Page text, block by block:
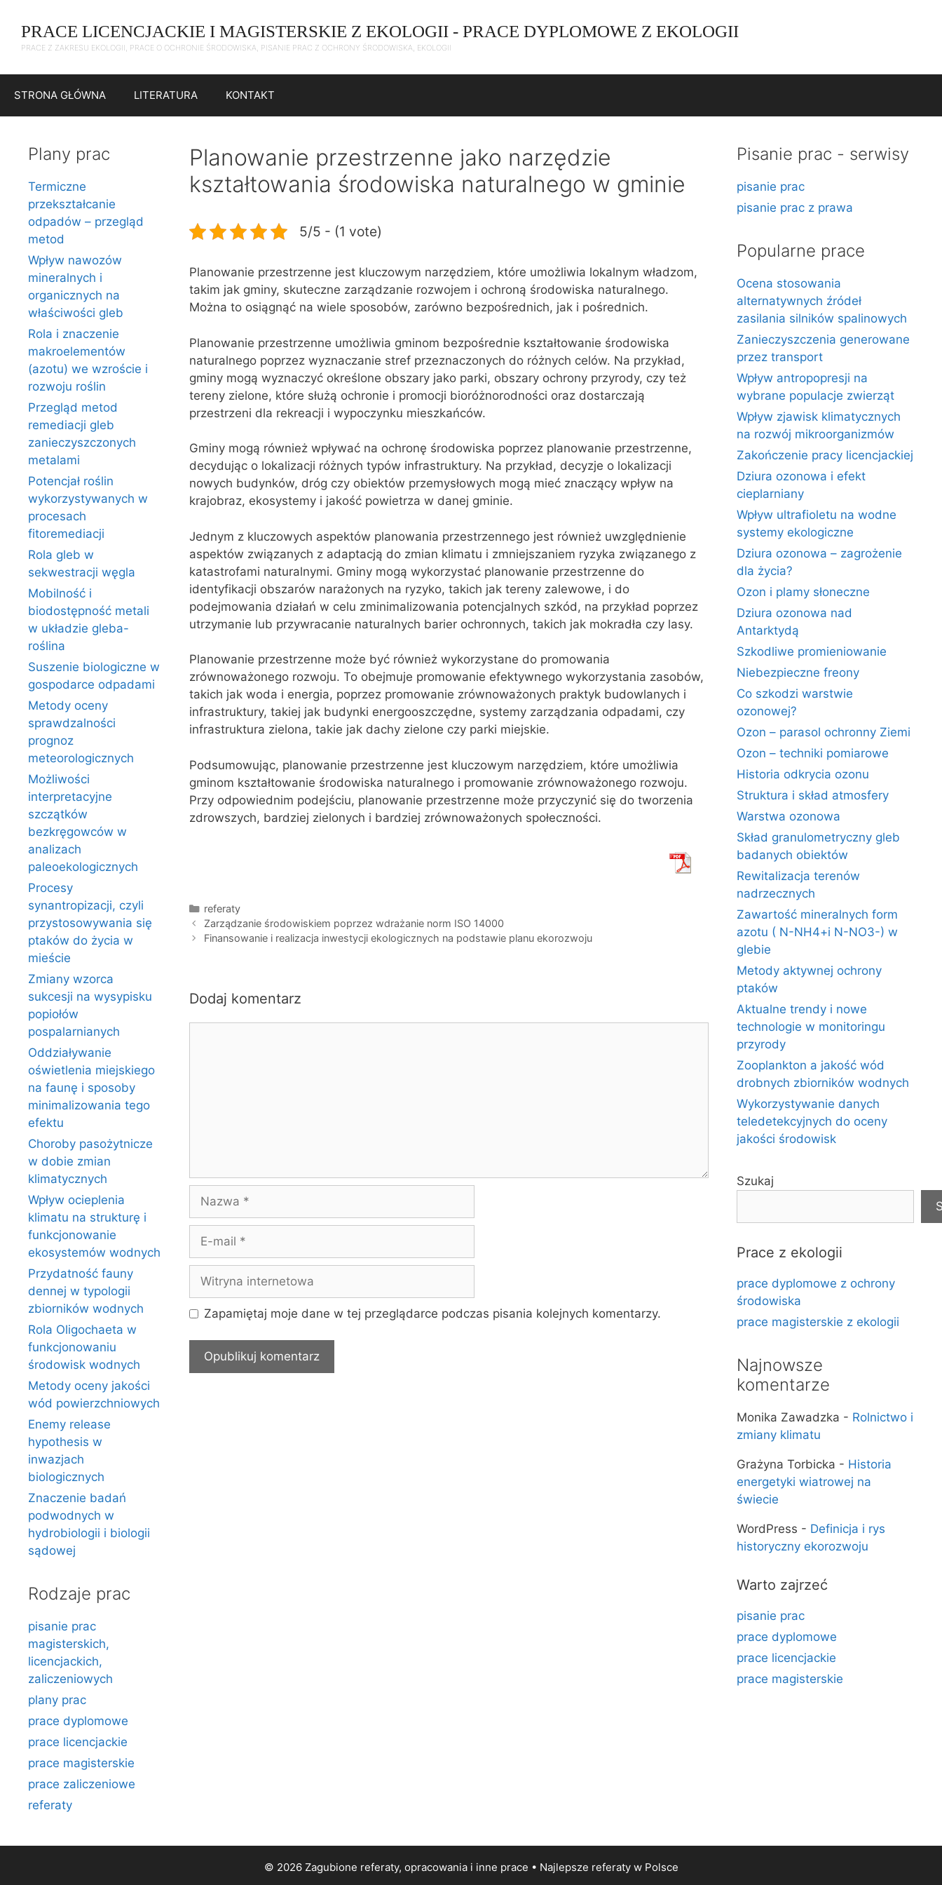
treści
PRACE LICENCJACKIE I MAGISTERSKIE Z EKOLOGII - PRACE DYPLOMOWE Z EKOLOGII
PRACE Z ZAKRESU EKOLOGII, PRACE O OCHRONIE ŚRODOWISKA, PISANIE PRAC Z OCHRONY ŚRODOWISKA, EKOLOGII
STRONA GŁÓWNA LITERATURA KONTAKT
Planowanie przestrzenne jako narzędzie
kształtowania środowiska naturalnego w gminie
5/5 - (1 vote)
Planowanie przestrzenne jest kluczowym narzędziem, które umożliwia lokalnym władzom,
takim jak gminy, skuteczne zarządzanie rozwojem i ochroną środowiska naturalnego.
Można to osiągnąć na wiele sposobów, zarówno bezpośrednich, jak i pośrednich.
Planowanie przestrzenne umożliwia gminom bezpośrednie kształtowanie środowiska
naturalnego poprzez wyznaczanie stref przeznaczonych do różnych celów. Na przykład,
gminy mogą wyznaczyć określone obszary jako parki, obszary ochrony przyrody, czy też
tereny zielone, które służą ochronie i promocji bioróżnorodności oraz dostarczają
przestrzeni dla rekreacji i wypoczynku mieszkańców.
Gminy mogą również wpływać na ochronę środowiska poprzez planowanie przestrzenne,
decydując o lokalizacji różnych typów infrastruktury. Na przykład, decyzje o lokalizacji
nowych budynków, dróg czy obiektów przemysłowych mogą mieć znaczący wpływ na
krajobraz, ekosystemy i jakość powietrza w danej gminie.
Jednym z kluczowych aspektów planowania przestrzennego jest również uwzględnienie
aspektów związanych z adaptacją do zmian klimatu i zmniejszaniem ryzyka związanego z
katastrofami naturalnymi. Gminy mogą wykorzystać planowanie przestrzenne do
identyfikacji obszarów narażonych na ryzyko, takich jak tereny zalewowe, i do
podejmowania działań w celu zminimalizowania potencjalnych szkód, na przykład poprzez
utrzymanie lub przywracanie naturalnych barier ochronnych, takich jak mokradła czy lasy.
Planowanie przestrzenne może być również wykorzystane do promowania
zrównoważonego rozwoju. To obejmuje promowanie efektywnego wykorzystania zasobów,
takich jak woda i energia, poprzez promowanie zrównoważonych praktyk budowlanych i
infrastruktury, takiej jak budynki energooszczędne, systemy zarządzania odpadami, czy
infrastruktura zielona, takie jak dachy zielone czy parki miejskie.
Podsumowując, planowanie przestrzenne jest kluczowym narzędziem, które umożliwia
gminom kształtowanie środowiska naturalnego i promowanie zrównoważonego rozwoju.
Przy odpowiednim podejściu, planowanie przestrzenne może przyczynić się do tworzenia
zdrowszych, bardziej zielonych i bardziej zrównoważonych społeczności.
Kategorie
referaty
Zarządzanie środowiskiem poprzez wdrażanie norm ISO 14000
Finansowanie i realizacja inwestycji ekologicznych na podstawie planu ekorozwoju
Dodaj komentarz
mail
internetowa
Zapamiętaj moje dane w tej przeglądarce podczas pisania kolejnych komentarzy.
Plany prac
Termiczne
przekształcanie
odpadów – przegląd
metod
Wpływ nawozów
mineralnych i
organicznych na
właściwości gleb
Rola i znaczenie
makroelementów
(azotu) we wzroście i
rozwoju roślin
Przegląd metod
remediacji gleb
zanieczyszczonych
metalami
Potencjał roślin
wykorzystywanych w
procesach
fitoremediacji
Rola gleb w
sekwestracji węgla
Mobilność i
biodostępność metali
w układzie gleba-
roślina
Suszenie biologiczne w
gospodarce odpadami
Metody oceny
sprawdzalności
prognoz
meteorologicznych
Możliwości
interpretacyjne
szczątków
bezkręgowców w
analizach
paleoekologicznych
Procesy
synantropizacji, czyli
przystosowywania się
ptaków do życia w
mieście
Zmiany wzorca
sukcesji na wysypisku
popiołów
pospalarnianych
Oddziaływanie
oświetlenia miejskiego
na faunę i sposoby
minimalizowania tego
efektu
Choroby pasożytnicze
w dobie zmian
klimatycznych
Wpływ ocieplenia
klimatu na strukturę i
funkcjonowanie
ekosystemów wodnych
Przydatność fauny
dennej w typologii
zbiorników wodnych
Rola Oligochaeta w
funkcjonowaniu
środowisk wodnych
Metody oceny jakości
wód powierzchniowych
Enemy release
hypothesis w
inwazjach
biologicznych
Znaczenie badań
podwodnych w
hydrobiologii i biologii
sądowej
Rodzaje prac
pisanie prac
magisterskich,
licencjackich,
zaliczeniowych
plany prac
prace dyplomowe
prace licencjackie
prace magisterskie
prace zaliczeniowe
referaty
Pisanie prac - serwisy
pisanie prac
pisanie prac z prawa
Popularne prace
Ocena stosowania
alternatywnych źródeł
zasilania silników spalinowych
Zanieczyszczenia generowane
przez transport
Wpływ antropopresji na
wybrane populacje zwierząt
Wpływ zjawisk klimatycznych
na rozwój mikroorganizmów
Zakończenie pracy licencjackiej
Dziura ozonowa i efekt
cieplarniany
Wpływ ultrafioletu na wodne
systemy ekologiczne
Dziura ozonowa – zagrożenie
dla życia?
Ozon i plamy słoneczne
Dziura ozonowa nad
Antarktydą
Szkodliwe promieniowanie
Niebezpieczne freony
Co szkodzi warstwie
ozonowej?
Ozon – parasol ochronny Ziemi
Ozon – techniki pomiarowe
Historia odkrycia ozonu
Struktura i skład atmosfery
Warstwa ozonowa
Skład granulometryczny gleb
badanych obiektów
Rewitalizacja terenów
nadrzecznych
Zawartość mineralnych form
azotu ( N-NH4+i N-NO3-) w
glebie
Metody aktywnej ochrony
ptaków
Aktualne trendy i nowe
technologie w monitoringu
przyrody
Zooplankton a jakość wód
drobnych zbiorników wodnych
Wykorzystywanie danych
teledetekcyjnych do oceny
jakości środowisk
Szukaj
Prace z ekologii
prace dyplomowe z ochrony
środowiska
prace magisterskie z ekologii
Najnowsze
komentarze
Monika Zawadzka - Rolnictwo i
zmiany klimatu
Grażyna Torbicka - Historia
energetyki wiatrowej na
świecie
WordPress - Definicja i rys
historyczny ekorozwoju
Warto zajrzeć
pisanie prac
prace dyplomowe
prace licencjackie
prace magisterskie
© 2026 Zagubione referaty, opracowania i inne prace • Najlepsze referatyw Polsce